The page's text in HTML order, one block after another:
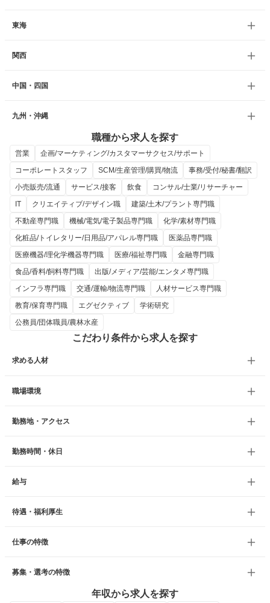
東海
関西
中国・四国
九州・沖縄
職種から求人を探す
営業
企画/マーケティング/カスタマーサクセス/サポート
コーポレートスタッフ
SCM/生産管理/購買/物流
事務/受付/秘書/翻訳
小売販売/流通
サービス/接客 飲食
コンサル/士業/リサーチャー
IT
クリエイティブ/デザイン職
建築/土木/プラント専門職
不動産専門職
機械/電気/電子製品専門職
化学/素材専門職
化粧品/トイレタリー/日用品/アパレル専門職
医薬品専門職
医療機器/理化学機器専門職
医療/福祉専門職
金融専門職
食品/香料/飼料専門職
出版/メディア/芸能/エンタメ専門職
インフラ専門職
交通/運輸/物流専門職
人材サービス専門職
教育/保育専門職
エグゼクティブ
学術研究
公務員/団体職員/農林水産
こだわり条件から求人を探す
求める人材
職場環境
勤務地・アクセス
勤務時間・休日
給与
待遇・福利厚生
仕事の特徴
募集・選考の特徴
年収から求人を探す